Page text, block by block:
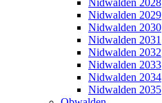
Nidwalden 2029
Nidwalden 2030
Nidwalden 2031
Nidwalden 2032
Nidwalden 2033
Nidwalden 2034
Nidwalden 2035